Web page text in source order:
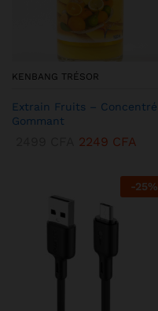
KENBANG TRÉSOR
Extrain Fruits – Concentré
Gommant
2249 CFA
-25%